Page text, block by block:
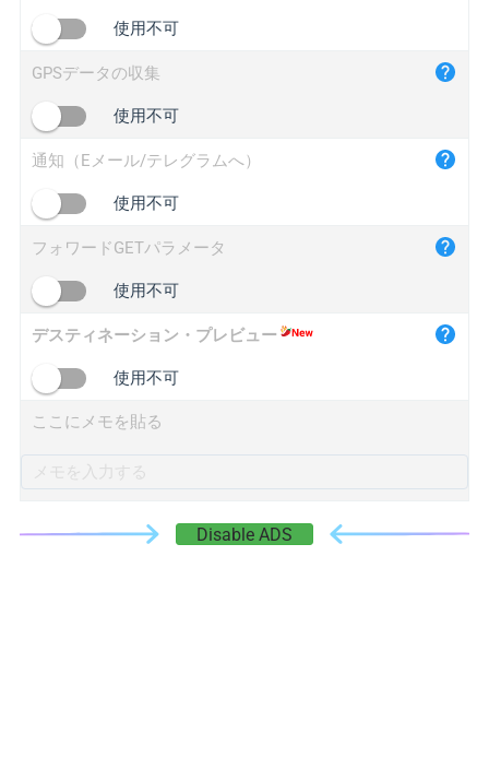
iplogger.info
iplogger.cn
使用不可
GPSデータの収集
使用不可
通知（Eメール/テレグラムへ）
使用不可
フォワードGETパラメータ
使用不可
デスティネーション・プレビュー
使用不可
ここにメモを貼る
Disable ADS